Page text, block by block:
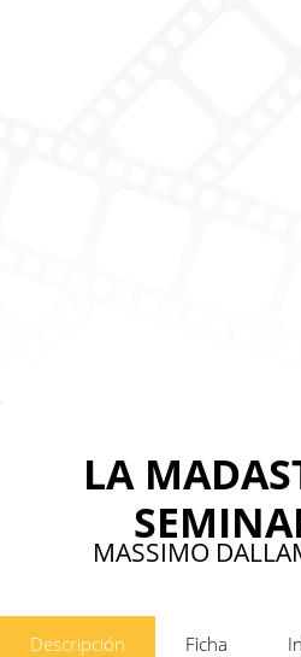
LA
MASSIMO
Descripción Ficha